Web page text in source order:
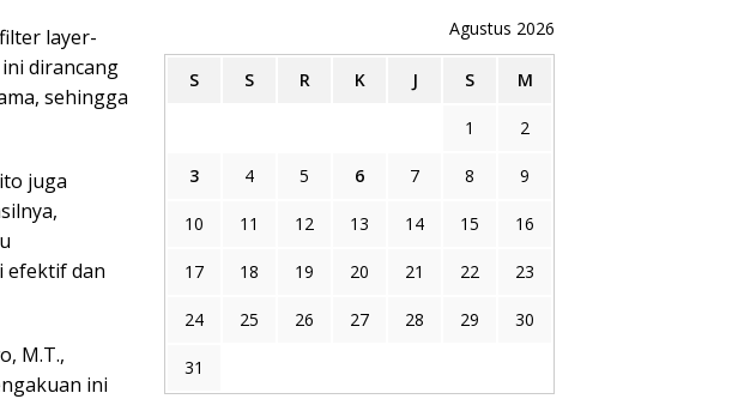
layer-
dirancang
sehingga
juga
efektif dan
M.T.,
ini
Agustus 2026
S S R K J S M
1 2
3 4 5 6 7 8 9
10 11 12 13 14 15 16
17 18 19 20 21 22 23
24 25 26 27 28 29 30
31